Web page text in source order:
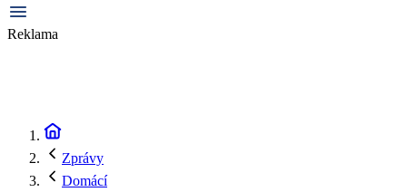
Reklama
Zprávy
Domácí